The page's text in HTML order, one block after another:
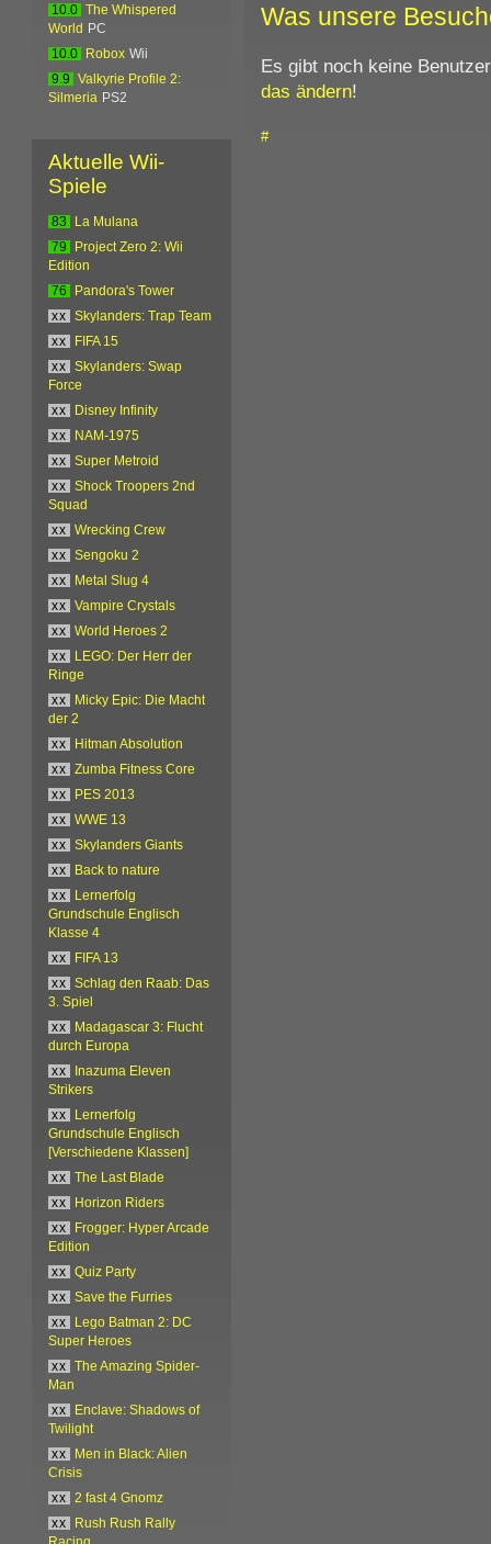
Was unsere
Es gibt noch keine
das ändern!
#
10.0
The Whispered
World
PC
10.0
Robox Wii
9.9
Valkyrie Profile 2:
Silmeria PS2
Aktuelle Wii-
Spiele
83
La Mulana
79
Project Zero 2: Wii
Edition
76
Pandora's Tower
xx
Skylanders: Trap Team
xx
FIFA 15
xx
Skylanders: Swap
Force
xx
Disney Infinity
xx
NAM-1975
xx
Super Metroid
xx
Shock Troopers 2nd
Squad
xx
Wrecking Crew
xx
Sengoku 2
xx
Metal Slug 4
xx
Vampire Crystals
xx
World Heroes 2
xx
LEGO: Der Herr der
Ringe
xx
Micky Epic: Die Macht
der 2
xx
Hitman Absolution
xx
Zumba Fitness Core
xx
PES 2013
xx
WWE 13
xx
Skylanders Giants
xx
Back to nature
xx
Lernerfolg
Grundschule Englisch
Klasse 4
xx
FIFA 13
xx
Schlag den Raab: Das
3. Spiel
xx
Madagascar 3: Flucht
durch Europa
xx
Inazuma Eleven
Strikers
xx
Lernerfolg
Grundschule Englisch
[Verschiedene Klassen]
xx
The Last Blade
xx
Horizon Riders
xx
Frogger: Hyper Arcade
Edition
xx
Quiz Party
xx
Save the Furries
xx
Lego Batman 2: DC
Super Heroes
xx
The Amazing Spider-
Man
xx
Enclave: Shadows of
Twilight
xx
Men in Black: Alien
Crisis
xx
2 fast 4 Gnomz
xx
Rush Rush Rally